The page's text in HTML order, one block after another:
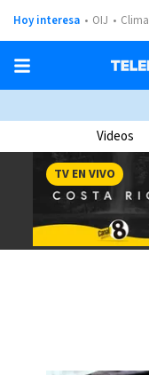
Hoy interesa OIJ Clima
Videos
TV EN VIVO